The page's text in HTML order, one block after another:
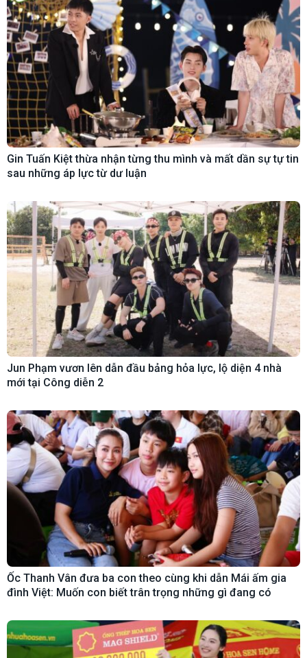
Gin Tuấn Kiệt thừa nhận từng thu mình và mất dần sự tự tin
sau những áp lực từ dư luận
Jun Phạm vươn lên dẫn đầu bảng hỏa lực, lộ diện 4 nhà
mới tại Công diễn 2
Ốc Thanh Vân đưa ba con theo cùng khi dẫn Mái ấm gia
đình Việt: Muốn con biết trân trọng những gì đang có